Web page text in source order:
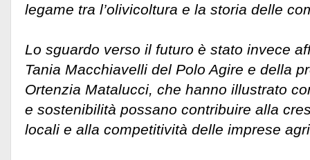
legame tra l’olivicoltura e la storia delle
Lo sguardo verso il futuro è stato invece
Tania Macchiavelli del Polo Agire e della
Ortenzia Matalucci, che hanno illustrato
e sostenibilità possano contribuire alla
locali e alla competitività delle imprese